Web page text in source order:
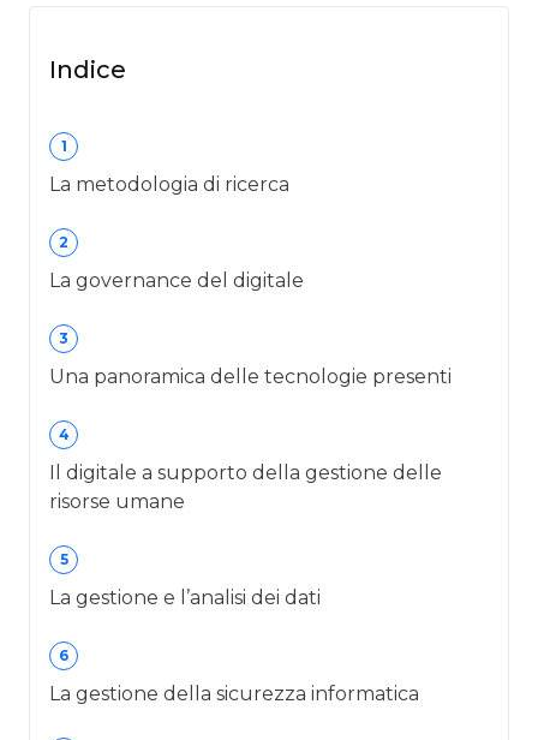
Indice
1
La metodologia di ricerca
2
La governance del digitale
3
Una panoramica delle tecnologie presenti
4
Il digitale a supporto della gestione delle
risorse umane
5
La gestione e l’analisi dei dati
6
La gestione della sicurezza informatica